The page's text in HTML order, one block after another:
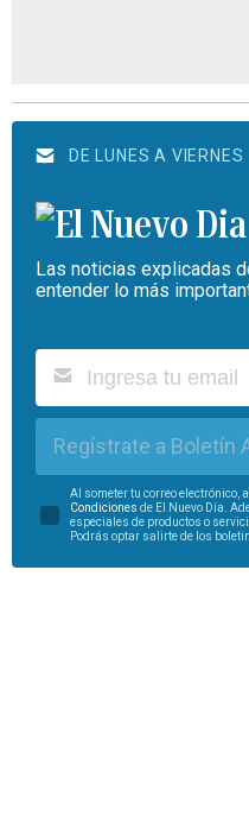
DE LUNES A VIERNES
Las noticias explicadas
entender lo más
Regístrate a Boletín
Al someter tu correo electrónico,
Condiciones de El Nuevo Día.
especiales de productos o
Podrás optar salirte de los